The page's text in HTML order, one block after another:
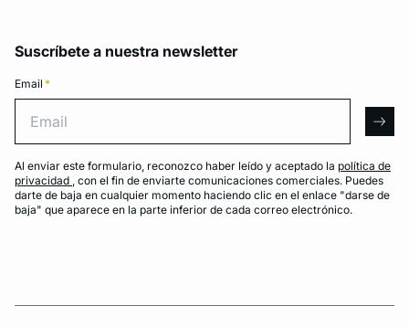
Suscríbete a nuestra newsletter
Email *
Al enviar este formulario, reconozco haber leído y aceptado la política de
privacidad , con el fin de enviarte comunicaciones comerciales. Puedes
darte de baja en cualquier momento haciendo clic en el enlace "darse de
baja" que aparece en la parte inferior de cada correo electrónico.